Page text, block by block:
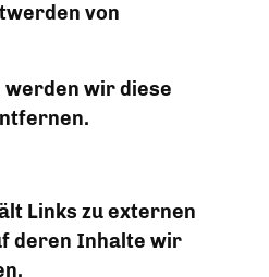
von
wir diese
Links zu externen
deren Inhalte wir